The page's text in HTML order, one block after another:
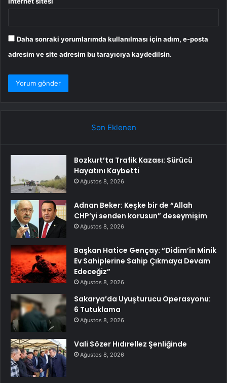
Daha sonraki yorumlarımda kullanılması için adım, e-posta
adresim ve site adresim bu tarayıcıya kaydedilsin.
Son Eklenen
Bozkurt’ta Trafik Kazası: Sürücü
Hayatını Kaybetti
Ağustos 8, 2026
Adnan Beker: Keşke bir de “Allah
CHP’yi senden korusun” deseymişim
Ağustos 8, 2026
Başkan Hatice Gençay: “Didim’in Minik
Ev Sahiplerine Sahip Çıkmaya Devam
Edeceğiz”
Ağustos 8, 2026
Sakarya’da Uyuşturucu Operasyonu:
6 Tutuklama
Ağustos 8, 2026
Vali Sözer Hıdırellez Şenliğinde
Ağustos 8, 2026